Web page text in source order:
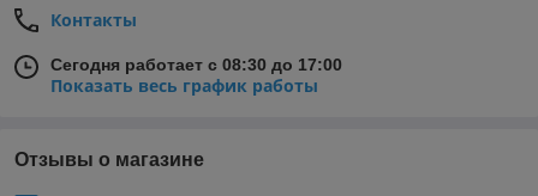
Контакты
Сегодня работает с 08:30 до 17:00
Показать весь график работы
Отзывы о магазине